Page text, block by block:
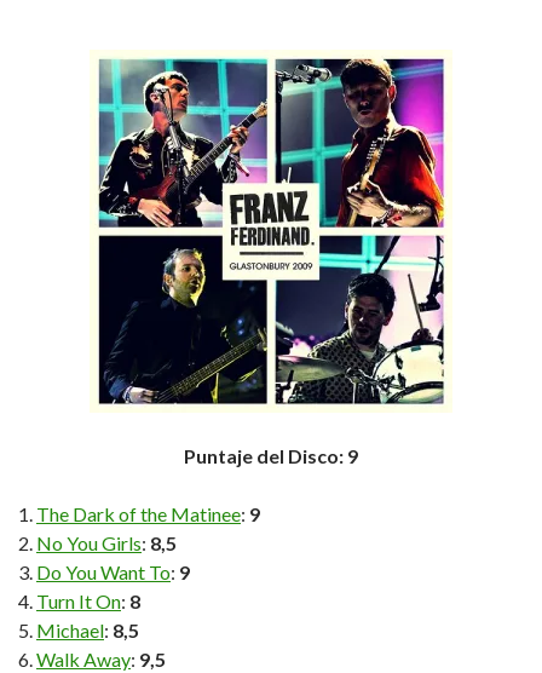
Puntaje del Disco: 9
The Dark of the Matinee: 9
No You Girls: 8,5
Do You Want To: 9
Turn It On: 8
Michael: 8,5
Walk Away: 9,5